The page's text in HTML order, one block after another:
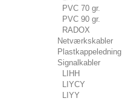
PVC 70 gr.
PVC 90 gr.
RADOX
Netværkskabler
Plastkappeledning
Signalkabler
LIHH
LIYCY
LIYY